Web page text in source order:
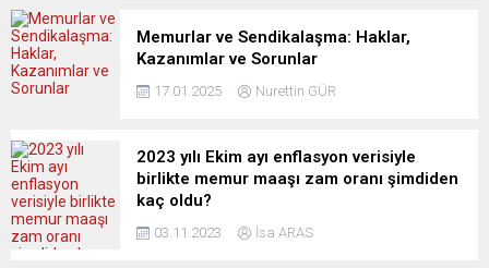
Memurlar ve Sendikalaşma: Haklar,
Kazanımlar ve Sorunlar
17.01.2025 Nurettin GÜR
2023 yılı Ekim ayı enflasyon verisiyle
birlikte memur maaşı zam oranı şimdiden
kaç oldu?
03.11.2023 İsa ARAS